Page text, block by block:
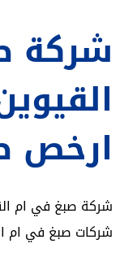
شركة
ارخص
شركات صبغ في ام